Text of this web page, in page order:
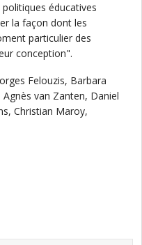
éducatives
la façon dont les
particulier des
conception".
Felouzis, Barbara
van Zanten, Daniel
Christian Maroy,